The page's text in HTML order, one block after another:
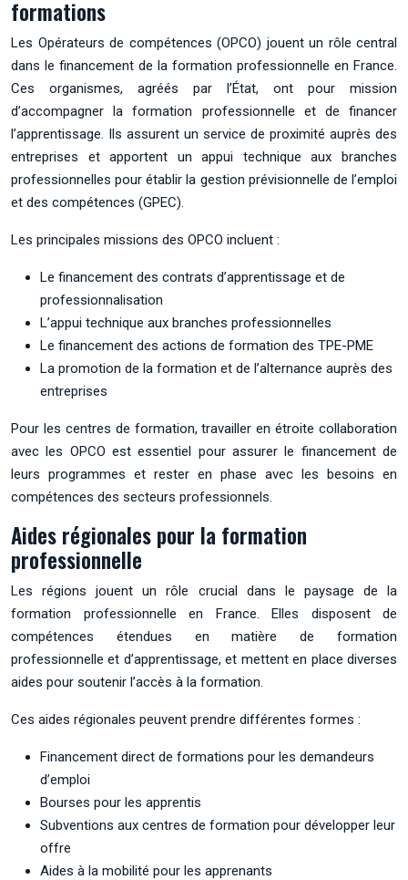
formations
Les Opérateurs de compétences (OPCO) jouent un rôle central
dans le financement de la formation professionnelle en France.
Ces organismes, agréés par l’État, ont pour mission
d’accompagner la formation professionnelle et de financer
l’apprentissage. Ils assurent un service de proximité auprès des
entreprises et apportent un appui technique aux branches
professionnelles pour établir la gestion prévisionnelle de l’emploi
et des compétences (GPEC).
Les principales missions des OPCO incluent :
Le financement des contrats d’apprentissage et de
professionnalisation
L’appui technique aux branches professionnelles
Le financement des actions de formation des TPE-PME
La promotion de la formation et de l’alternance auprès des
entreprises
Pour les centres de formation, travailler en étroite collaboration
avec les OPCO est essentiel pour assurer le financement de
leurs programmes et rester en phase avec les besoins en
compétences des secteurs professionnels.
Aides régionales pour la formation
professionnelle
Les régions jouent un rôle crucial dans le paysage de la
formation professionnelle en France. Elles disposent de
compétences étendues en matière de formation
professionnelle et d’apprentissage, et mettent en place diverses
aides pour soutenir l’accès à la formation.
Ces aides régionales peuvent prendre différentes formes :
Financement direct de formations pour les demandeurs
d’emploi
Bourses pour les apprentis
Subventions aux centres de formation pour développer leur
offre
Aides à la mobilité pour les apprenants